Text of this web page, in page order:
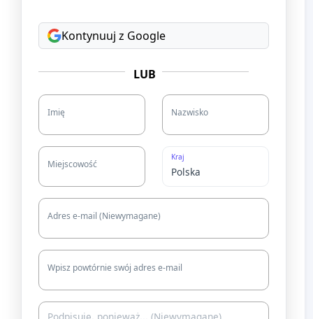
Kontynuuj z Google
LUB
Imię Nazwisko
Miejscowość
Kraj
Adres e-mail (Niewymagane)
Wpisz powtórnie swój adres e-mail